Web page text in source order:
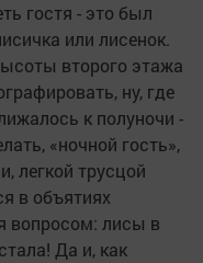
гостя - это был
или лисенок.
второго этажа
ну, где
к полуночи -
«ночной гость»,
легкой трусцой
в объятиях
вопросом: лисы в
Да и, как